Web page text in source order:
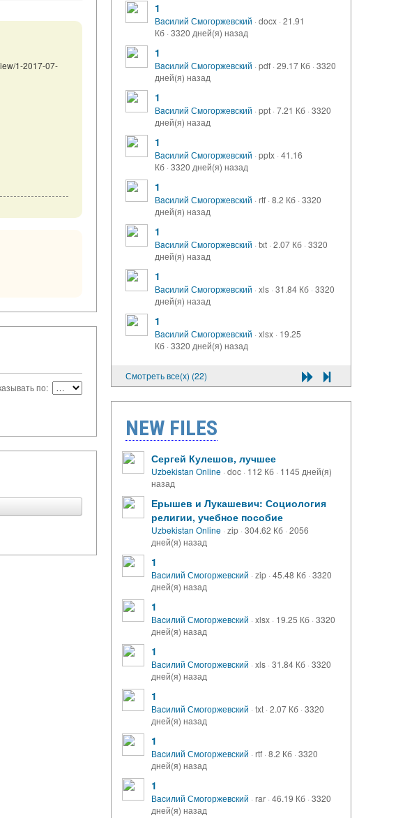
1-2017-07-
по:
1
Вacилий Смогоржевский · docx · 21.91
Кб · 3320 дней(я) назад
1
Вacилий Смогоржевский · pdf · 29.17 Кб · 3320
дней(я) назад
1
Вacилий Смогоржевский · ppt · 7.21 Кб · 3320
дней(я) назад
1
Вacилий Смогоржевский · pptx · 41.16
Кб · 3320 дней(я) назад
1
Вacилий Смогоржевский · rtf · 8.2 Кб · 3320
дней(я) назад
1
Вacилий Смогоржевский · txt · 2.07 Кб · 3320
дней(я) назад
1
Вacилий Смогоржевский · xls · 31.84 Кб · 3320
дней(я) назад
1
Вacилий Смогоржевский · xlsx · 19.25
Кб · 3320 дней(я) назад
Смотреть все(х) (22)
NEW FILES
Сергей Кулешов, лучшее
Uzbekistan Online · doc · 112 Кб · 1145 дней(я)
назад
Ерышев и Лукашевич: Социология
религии, учебное пособие
Uzbekistan Online · zip · 304.62 Кб · 2056
дней(я) назад
1
Вacилий Смогоржевский · zip · 45.48 Кб · 3320
дней(я) назад
1
Вacилий Смогоржевский · xlsx · 19.25 Кб · 3320
дней(я) назад
1
Вacилий Смогоржевский · xls · 31.84 Кб · 3320
дней(я) назад
1
Вacилий Смогоржевский · txt · 2.07 Кб · 3320
дней(я) назад
1
Вacилий Смогоржевский · rtf · 8.2 Кб · 3320
дней(я) назад
1
Вacилий Смогоржевский · rar · 46.19 Кб · 3320
дней(я) назад